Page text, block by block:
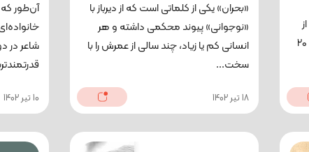
تحمل مدت‌ها بیماری امروز سه شنبه ۲۰
«بحران» یکی از کلماتی است که از دیرباز با
«نوجوانی» پیوند محکمی داشته و هر
انسانی کم یا زیاد، چند سالی از عمرش را با
سخت...
18 تیر 1402
آن‌طور
شاعر در
10 تیر 1402